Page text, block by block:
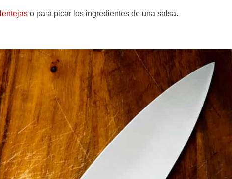
o para picar los ingredientes de una salsa.